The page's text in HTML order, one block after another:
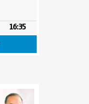
16:35
06 Avqust